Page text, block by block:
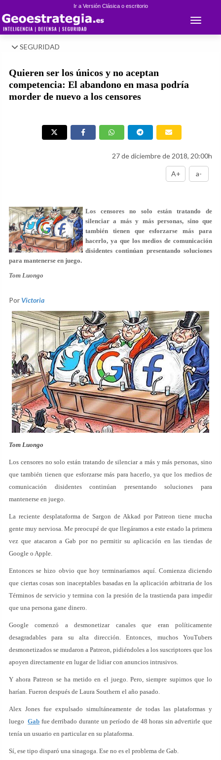
Ir a Versión Clásica o escritorio
Toggle
SEGURIDAD
Quieren ser los únicos y no aceptan
competencia: El abandono en masa podría
morder de nuevo a los censores
27 de diciembre de 2018, 20:00h
A+ a-
Los censores no solo están tratando de
silenciar a más y más personas, sino que
también tienen que esforzarse más para
hacerlo, ya que los medios de comunicación
disidentes continúan presentando soluciones
para mantenerse en juego.
Tom Luongo
Por Victoria
Tom Luongo
Los censores no solo están tratando de silenciar a más y más personas, sino
que también tienen que esforzarse más para hacerlo, ya que los medios de
comunicación disidentes continúan presentando soluciones para
mantenerse en juego.
La reciente desplataforma de Sargon de Akkad por Patreon tiene mucha
gente muy nerviosa. Me preocupé de que llegáramos a este estado la primera
vez que atacaron a Gab por no permitir su aplicación en las tiendas de
Google o Apple.
Entonces se hizo obvio que hoy terminaríamos aquí. Comienza diciendo
que ciertas cosas son inaceptables basadas en la aplicación arbitraria de los
Términos de servicio y termina con la presión de la trastienda para impedir
que una persona gane dinero.
Google comenzó a desmonetizar canales que eran políticamente
desagradables para su alta dirección. Entonces, muchos YouTubers
desmonetizados se mudaron a Patreon, pidiéndoles a los suscriptores que los
apoyen directamente en lugar de lidiar con anuncios intrusivos.
Y ahora Patreon se ha metido en el juego. Pero, siempre supimos que lo
harían. Fueron después de Laura Southern el año pasado.
Alex Jones fue expulsado simultáneamente de todas las plataformas y
luegoGab fue derribado durante un período de 48 horas sin advertirle que
tenía un usuario en particular en su plataforma.
Sí, ese tipo disparó una sinagoga. Ese no es el problema de Gab.